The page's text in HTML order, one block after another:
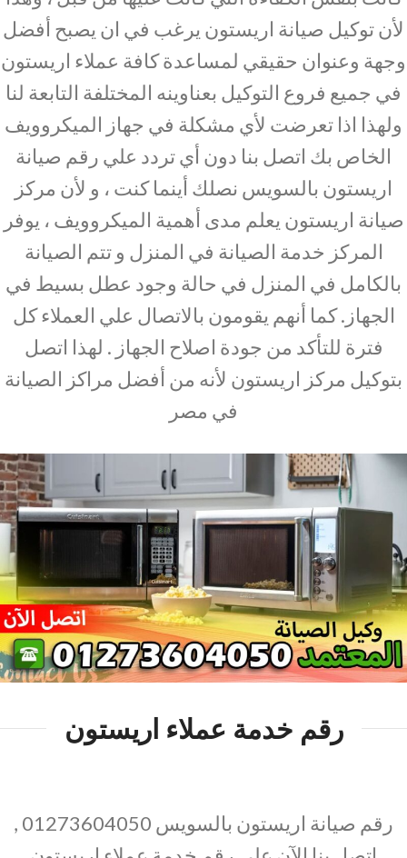
لأن توكيل صيانة اريستون يرغب في ان يصبح أفضل
وجهة وعنوان حقيقي لمساعدة كافة عملاء اريستون
في جميع فروع التوكيل بعناوينه المختلفة التابعة لنا
ولهذا اذا تعرضت لأي مشكلة في جهاز الميكروويف
الخاص بك اتصل بنا دون أي تردد علي رقم صيانة
اريستون بالسويس نصلك أينما كنت ، و لأن مركز
صيانة اريستون يعلم مدى أهمية الميكروويف ، يوفر
المركز خدمة الصيانة في المنزل و تتم الصيانة
بالكامل في المنزل في حالة وجود عطل بسيط في
الجهاز. كما أنهم يقومون بالاتصال علي العملاء كل
فترة للتأكد من جودة اصلاح الجهاز . لهذا اتصل
بتوكيل مركز اريستون لأنه من أفضل مراكز الصيانة
في مصر
رقم خدمة عملاء اريستون
رقم صيانة اريستون بالسويس 01273604050 ,